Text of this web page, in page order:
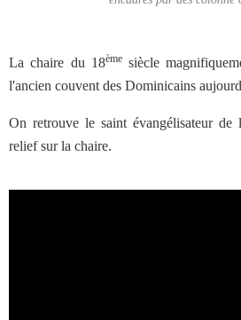
La chaire du 18ème siècle
l'ancien couvent des Dominicains
On retrouve le saint évangélisateur de
relief sur la chaire.